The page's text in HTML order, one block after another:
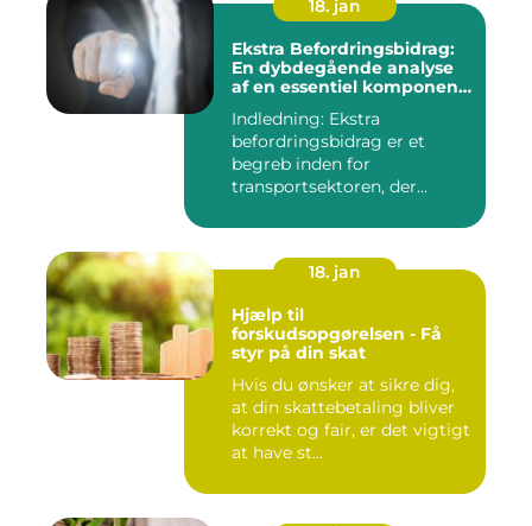
18. jan
Ekstra Befordringsbidrag:
En dybdegående analyse
af en essentiel komponent
Indledning: Ekstra
befordringsbidrag er et
begreb inden for
transportsektoren, der
18. jan
Hjælp til
forskudsopgørelsen - Få
styr på din skat
Hvis du ønsker at sikre dig,
at din skattebetaling bliver
korrekt og fair, er det vigtigt
at have st...